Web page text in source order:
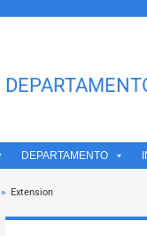
DEPARTAMENTO
» Extension